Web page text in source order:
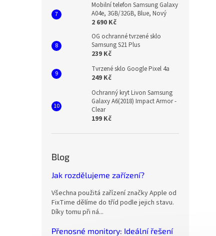
Mobilní telefon Samsung Galaxy
A04e, 3GB/32GB, Blue, Nový
2 690 Kč
OG ochranné tvrzené sklo
Samsung S21 Plus
239 Kč
Tvrzené sklo Google Pixel 4a
249 Kč
Ochranný kryt Livon Samsung
Galaxy A6(2018) Impact Armor -
Clear
199 Kč
Blog
Jak rozdělujeme zařízení?
Všechna použitá zařízení značky Apple od
FixTime dělíme do tříd podle jejich stavu.
Díky tomu při ná...
Přenosné monitory: Ideální řešení